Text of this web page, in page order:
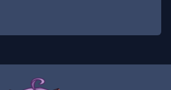
Jan 17, 2021